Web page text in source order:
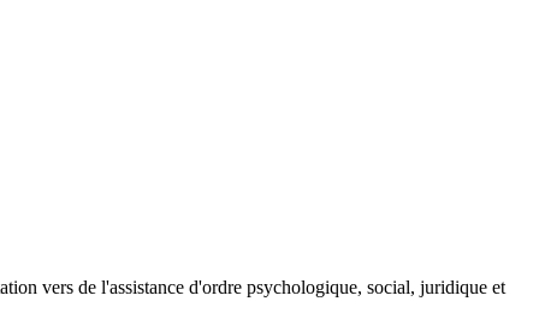
vers de l'assistance d'ordre psychologique, social, juridique et